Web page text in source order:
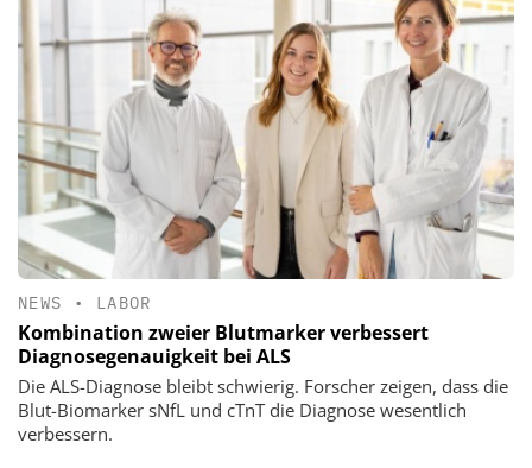
NEWS • LABOR
Kombination zweier Blutmarker verbessert
Diagnosegenauigkeit bei ALS
Die ALS-Diagnose bleibt schwierig. Forscher zeigen, dass die
Blut-Biomarker sNfL und cTnT die Diagnose wesentlich
verbessern.